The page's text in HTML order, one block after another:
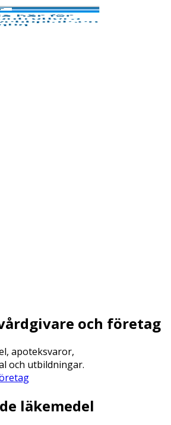
och företag
apoteksvaror,
och utbildningar.
läkemedel